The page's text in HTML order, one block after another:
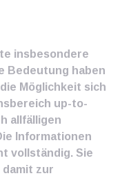
insbesondere
Bedeutung haben
Möglichkeit sich
up-to-
allfälligen
Informationen
vollständig. Sie
zur